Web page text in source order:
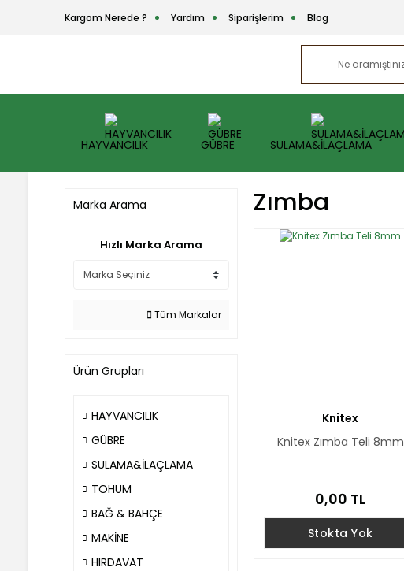
Kargom Nerede ? Yardım Siparişlerim Blog
HAYVANCILIK GÜBRE SULAMA&İLAÇLAMA
Marka Arama
Hızlı Marka Arama
Tüm Markalar
Ürün Grupları
HAYVANCILIK
GÜBRE
SULAMA&İLAÇLAMA
TOHUM
BAĞ & BAHÇE
MAKİNE
HIRDAVAT
Zımba
Knitex
Knitex Zımba Teli 8mm
0,00 TL
Stokta Yok